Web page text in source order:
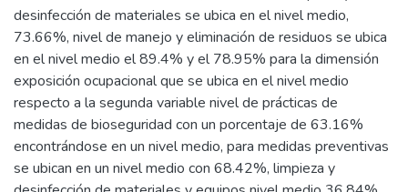
desinfección de materiales se ubica en el nivel medio,
73.66%, nivel de manejo y eliminación de residuos se ubica
en el nivel medio el 89.4% y el 78.95% para la dimensión
exposición ocupacional que se ubica en el nivel medio
respecto a la segunda variable nivel de prácticas de
medidas de bioseguridad con un porcentaje de 63.16%
encontrándose en un nivel medio, para medidas preventivas
se ubican en un nivel medio con 68.42%, limpieza y